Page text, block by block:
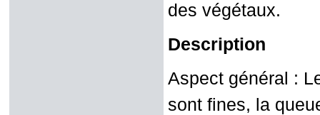
des végétaux.
Description
Aspect général :
sont fines, la